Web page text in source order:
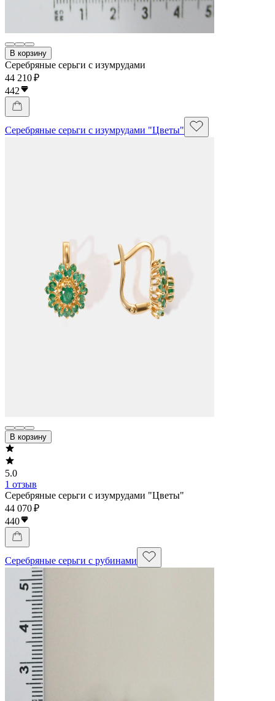
В корзину
Серебряные серьги с изумрудами
44 210 ₽
442
Серебряные серьги с изумрудами "Цветы"
В корзину
5.0
1 отзыв
Серебряные серьги с изумрудами "Цветы"
44 070 ₽
440
Серебряные серьги с рубинами